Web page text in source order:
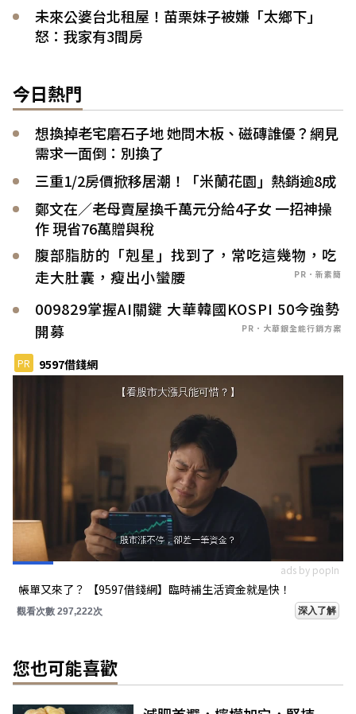
未來公婆台北租屋！苗栗妹子被嫌「太鄉下」
怒：我家有3間房
今日熱門
想換掉老宅磨石子地 她問木板、磁磚誰優？網見
需求一面倒：別換了
三重1/2房價掀移居潮！「米蘭花園」熱銷逾8成
鄭文在／老母賣屋換千萬元分給4子女 一招神操
作 現省76萬贈與稅
腹部脂肪的「剋星」找到了，常吃這幾物，吃
走大肚囊，瘦出小蠻腰
PR．新素簡
009829掌握AI關鍵 大華韓國KOSPI 50今強勢
開募
PR．大華銀全能行銷方案
PR 9597借錢網
ads by popIn
帳單又來了？ 【9597借錢網】臨時補生活資金就是快！
觀看次數 297,245次 深入了解
您也可能喜歡